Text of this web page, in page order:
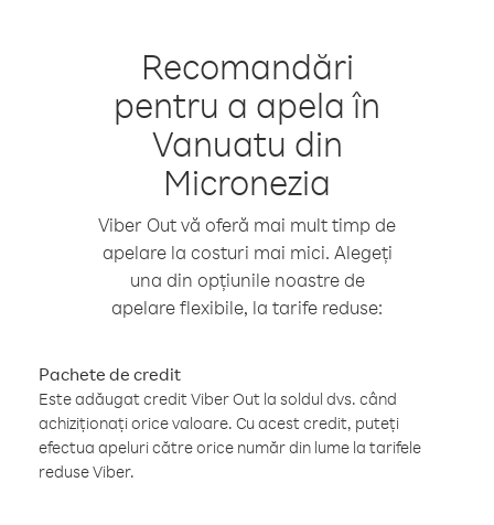
Recomandări
pentru a apela în
Vanuatu din
Micronezia
Viber Out vă oferă mai mult timp de
apelare la costuri mai mici. Alegeți
una din opțiunile noastre de
apelare flexibile, la tarife reduse:
Pachete de credit
Este adăugat credit Viber Out la soldul dvs. când
achiziționați orice valoare. Cu acest credit, puteți
efectua apeluri către orice număr din lume la tarifele
reduse Viber.